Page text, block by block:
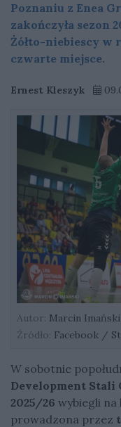
Poznaniu z Enea
zakończyła sezon
Żółto-niebiescy w
czwarte miejsce.
Ernest Kleszyk
Autor: Marcin Imański
Źródło: Facebook /
W sobotnie
Development Stali
2025/26 wybiegli na
prowadzona przez